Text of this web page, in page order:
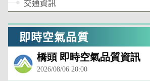
交通資訊
即時空氣品質